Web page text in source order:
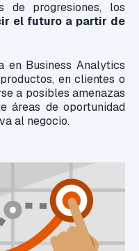
de progresiones, los
el futuro a partir de
en Business Analytics
en clientes o
a posibles amenazas
áreas de oportunidad
al negocio.